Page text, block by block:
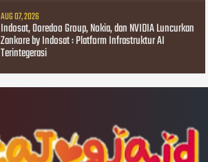
AUG 07, 2026
Indosat, Ooredoo Group, Nokia, dan NVIDIA Luncurkan
Zankore by Indosat : Platform Infrastruktur AI
Terintegerasi